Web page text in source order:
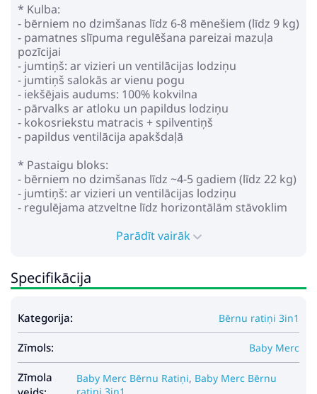
* Kulba:
- bērniem no dzimšanas līdz 6-8 mēnešiem (līdz 9 kg)
- pamatnes slīpuma regulēšana pareizai mazuļa
pozīcijai
- jumtiņš: ar vizieri un ventilācijas lodziņu
- jumtiņš salokās ar vienu pogu
- iekšējais audums: 100% kokvilna
- pārvalks ar atloku un papildus lodziņu
- kokosriekstu matracis + spilventiņš
- papildus ventilācija apakšdaļā
* Pastaigu bloks:
- bērniem no dzimšanas līdz ~4-5 gadiem (līdz 22 kg)
- jumtiņš: ar vizieri un ventilācijas lodziņu
- regulējama atzveltne līdz horizontālām stāvoklim
- regulējams augstumā vecāku rokturis (eko āda)
- riteņi: nepiepūšami, izturīgi pret caurduršanu, ātri
noņemami
fiksācijas iespēju braukšanai taisni
- kāju bremze-pedālis
- noņemams iepirkumu grozs
* Autosēdeklis:
Parādīt vairāk
Specifikācija
Kategorija: Bērnu ratiņi 3in1
Zīmols: Baby Merc
Zīmola
Baby Merc Bērnu Ratiņi, Baby Merc Bērnu